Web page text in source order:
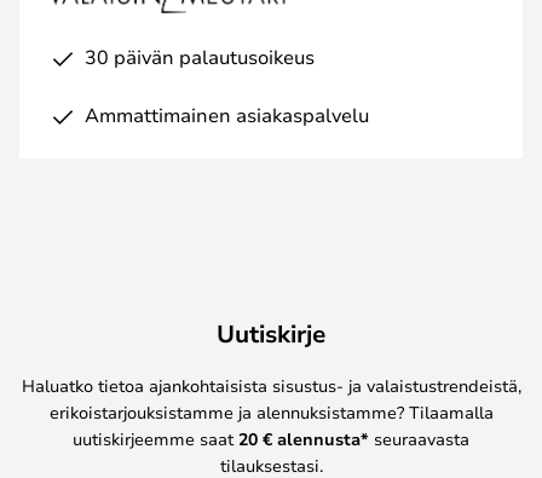
30 päivän palautusoikeus
Ammattimainen asiakaspalvelu
Uutiskirje
Haluatko tietoa ajankohtaisista sisustus- ja valaistustrendeistä,
erikoistarjouksistamme ja alennuksistamme? Tilaamalla
uutiskirjeemme saat 20 € alennusta* seuraavasta
tilauksestasi.